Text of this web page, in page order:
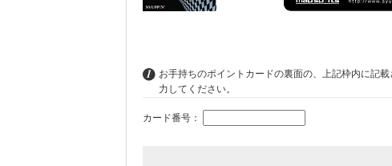
お手持ちのポイントカードの裏面の、上記枠内に記
力してください。
カード番号：